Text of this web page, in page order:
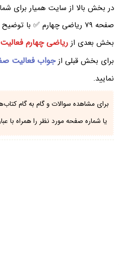
در بخش بالا از سایت همیار برای
صفحه ۷۹ ریاضی چهارم ✅ با
بخش بعدی از ریاضی چهارم
برای بخش قبلی ازجواب فعالیت صفحه ۷۸
نمایید.
برای مشاهده سوالات و گام به گام
یا شماره صفحه مورد نظر را همراه با